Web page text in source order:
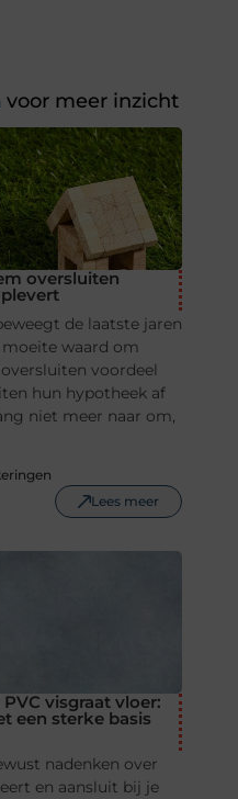
voor meer inzicht
oversluiten
de laatste jaren
waard om
voordeel
hun hypotheek af
niet meer naar om,
Lees meer
visgraat vloer:
een sterke basis
nadenken over
en aansluit bij je